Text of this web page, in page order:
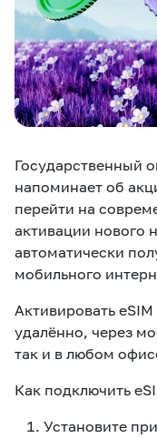
Все услуги
Звонки и SMS
Компания
Сервисы
Государственный
напоминает об
перейти на
активации нового
автоматически
мобильного
Активировать
удалённо, через
так и в любом
Как подключить
Установите